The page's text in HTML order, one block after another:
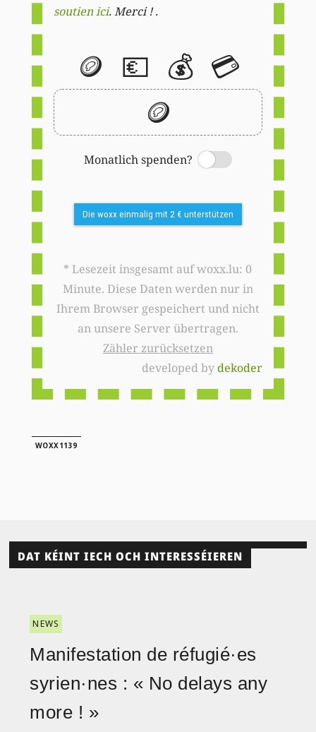
soutien ici. Merci ! .
🪙 💶 💰 💳
🪙
Monatlich spenden?
Switch
Die woxx einmalig mit 2 € unterstützen
* Lesezeit insgesamt auf woxx.lu: 0
Minute. Diese Daten werden nur in
Ihrem Browser gespeichert und nicht
an unsere Server übertragen.
Zähler zurücksetzen
developed bydekoder
WOXX1139
DAT KÉINT IECH OCH INTERESSÉIEREN
NEWS
Manifestation de réfugié·es
syrien·nes : « No delays any
more ! »